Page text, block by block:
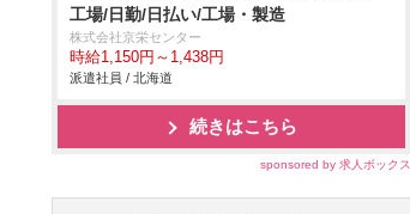
工場/日勤/日払い/工場・製造
株式会社京栄センター
時給1,150円～1,438円
派遣社員 / 北海道
続きはこちら
sponsored by 求人ボックス